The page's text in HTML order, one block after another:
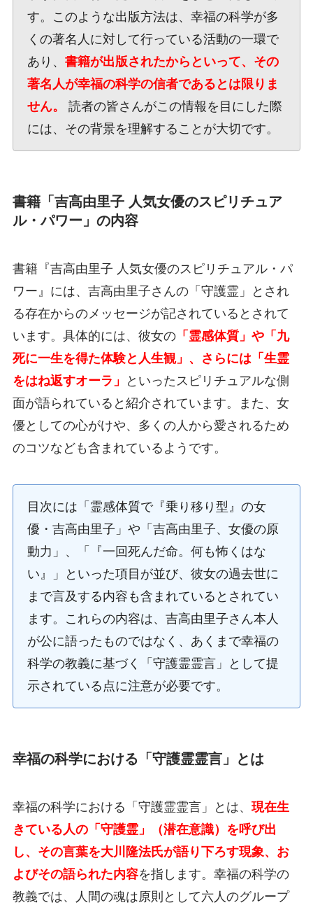
す。このような出版方法は、幸福の科学が多
くの著名人に対して行っている活動の一環で
あり、 書籍が出版されたからといって、その
著名人が幸福の科学の信者であるとは限りま
せん。
読者の皆さんがこの情報を目にした際
には、その背景を理解することが大切です。
書籍「吉高由里子 人気女優のスピリチュア
ル・パワー」の内容
書籍『吉高由里子 人気女優のスピリチュアル・パ
ワー』には、吉高由里子さんの「守護霊」とされ
る存在からのメッセージが記されているとされて
います。具体的には、彼女の「霊感体質」や「九
死に一生を得た体験と人生観」、さらには「生霊
をはね返すオーラ」
といったスピリチュアルな側
面が語られていると紹介されています。また、女
優としての心がけや、多くの人から愛されるため
のコツなども含まれているようです。
目次には「霊感体質で『乗り移り型』の女
優・吉高由里子」や「吉高由里子、女優の原
動力」、「『一回死んだ命。何も怖くはな
い』」といった項目が並び、彼女の過去世に
まで言及する内容も含まれているとされてい
ます。これらの内容は、吉高由里子さん本人
が公に語ったものではなく、あくまで幸福の
科学の教義に基づく「守護霊霊言」として提
示されている点に注意が必要です。
幸福の科学における「守護霊霊言」とは
幸福の科学における「守護霊霊言」とは、 現在生
きている人の「守護霊」（潜在意識）を呼び出
し、その言葉を大川隆法氏が語り下ろす現象、お
よびその語られた内容を指します。幸福の科学の
教義では、人間の魂は原則として六人のグループ